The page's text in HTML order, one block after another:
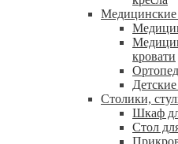
Медицинские
кровати
Столики,
Шкаф
Стол